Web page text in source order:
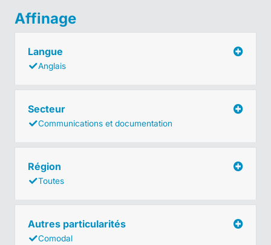
Affinage
Langue
Anglais
Secteur
Communications et documentation
Région
Toutes
Autres particularités
Comodal